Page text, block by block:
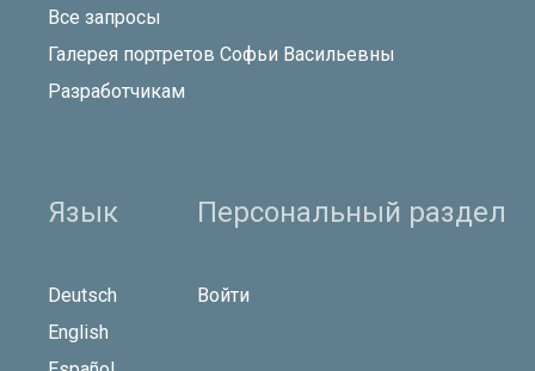
Все запросы
Галерея портретов Софьи Васильевны
Разработчикам
Язык
Deutsch
English
Персональный раздел
Войти